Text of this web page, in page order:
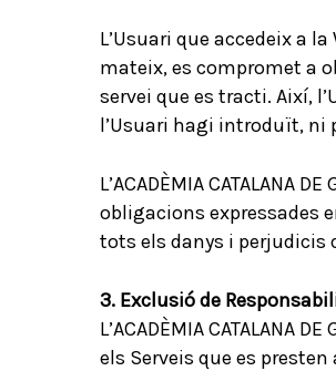
L’Usuari que accedeix a
mateix, es compromet a
servei que es tracti. Així,
l’Usuari hagi introduït,
L’ACADÈMIA CATALANA
obligacions expressades
tots els danys i perjudicis
3. Exclusió de
L’ACADÈMIA CATALANA
els Serveis que es